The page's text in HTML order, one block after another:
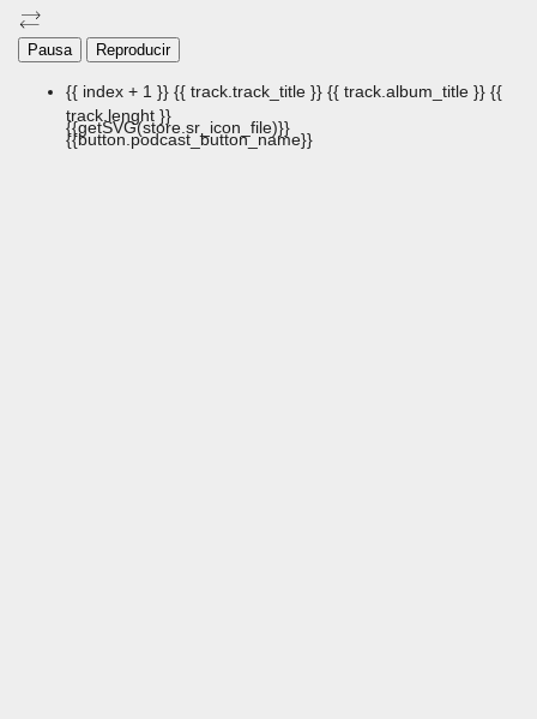
Pausa Reproducir
{{ index + 1 }} {{ track.track_title }} {{ track.album_title }} {{
track.lenght }}
{{getSVG(store.sr_icon_file)}}
{{button.podcast_button_name}}